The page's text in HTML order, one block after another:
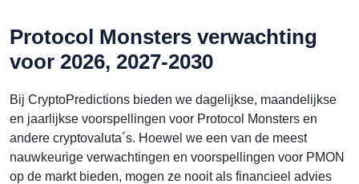
Protocol Monsters verwachting
voor 2026, 2027-2030
Bij CryptoPredictions bieden we dagelijkse, maandelijkse
en jaarlijkse voorspellingen voor Protocol Monsters en
andere cryptovaluta´s. Hoewel we een van de meest
nauwkeurige verwachtingen en voorspellingen voor PMON
op de markt bieden, mogen ze nooit als financieel advies